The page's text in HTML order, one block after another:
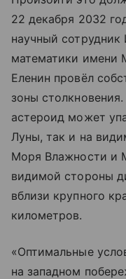
22 декабря 2032
научный сотрудник
математики имени
Еленин провёл
зоны
астероид может
Луны, так и на
Моря Влажности и
видимой стороны
вблизи крупного
километров.
«Оптимальные
на западном